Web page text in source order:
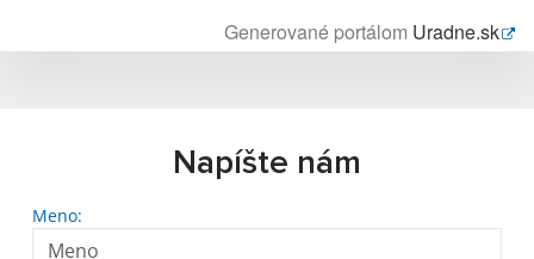
Generované portálom Uradne.sk
Napíšte nám
Meno: